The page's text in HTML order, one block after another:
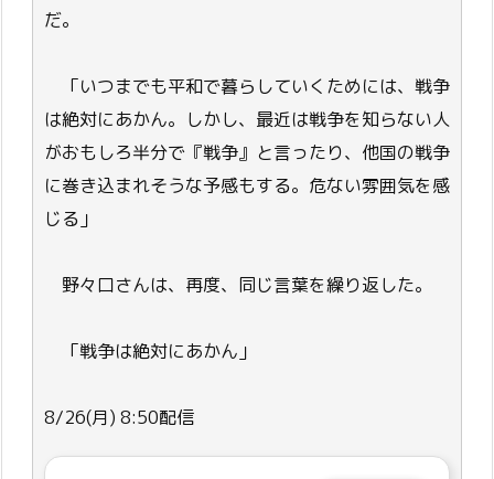
だ。
「いつまでも平和で暮らしていくためには、戦争
は絶対にあかん。しかし、最近は戦争を知らない人
がおもしろ半分で『戦争』と言ったり、他国の戦争
に巻き込まれそうな予感もする。危ない雰囲気を感
じる」
野々口さんは、再度、同じ言葉を繰り返した。
「戦争は絶対にあかん」
8/26(月) 8:50配信